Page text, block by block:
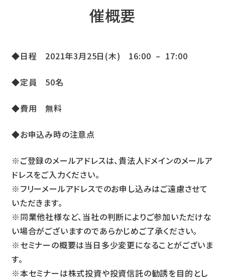
催概要
◆日程 2021年3月25日(木) 16:00 – 17:00
◆定員 50名
◆費用 無料
◆お申込み時の注意点
※ご登録のメールアドレスは、貴法人ドメインのメールア
ドレスをご入力ください。
※フリーメールアドレスでのお申し込みはご遠慮させて
いただきます。
※同業他社様など、当社の判断によりご参加いただけな
い場合がございますのであらかじめご了承ください。
※セミナーの概要は当日多少変更になることがございま
す。
※本セミナーは株式投資や投資信託の勧誘を目的とし